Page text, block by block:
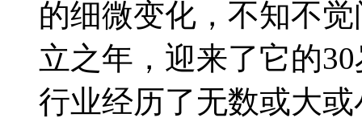
的细微变化，不知不
立之年，迎来了它的
行业经历了无数或大